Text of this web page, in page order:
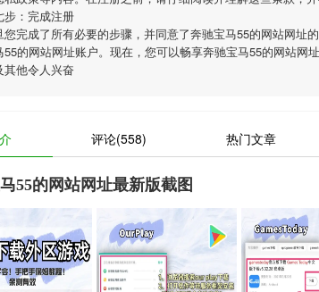
步：完成注册
您完成了所有必要的步骤，并同意了奔驰宝马55的网站网址
55的网站网址账户。现在，您可以畅享奔驰宝马55的网站网址
其他令人兴奋
评论(558) 热门文章
55的网站网址最新版截图